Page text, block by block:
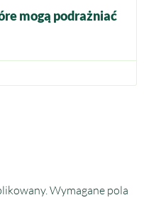
mogą podrażniać
Wymagane pola